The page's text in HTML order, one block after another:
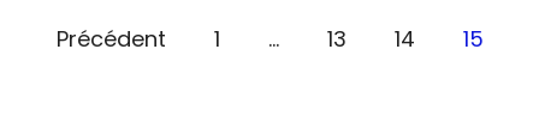
Précédent 1 … 13 14 15